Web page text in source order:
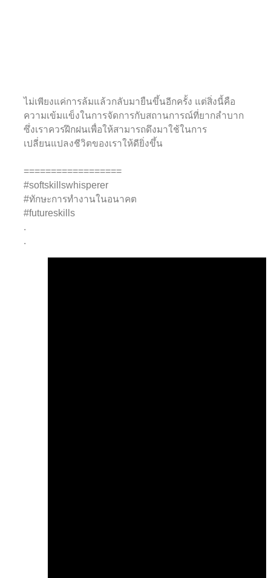
ไม่เพียงแค่การล้มแล้วกลับมายืนขึ้นอีกครั้ง แต่สิ่งนี้คือ
ความเข้มแข็งในการจัดการกับสถานการณ์ที่ยากลำบาก
ซึ่งเราควรฝึกฝนเพื่อให้สามารถดึงมาใช้ในการ
เปลี่ยนแปลงชีวิตของเราให้ดียิ่งขึ้น
==================
#softskillswhisperer
#ทักษะการทำงานในอนาคต
#futureskills
.
.